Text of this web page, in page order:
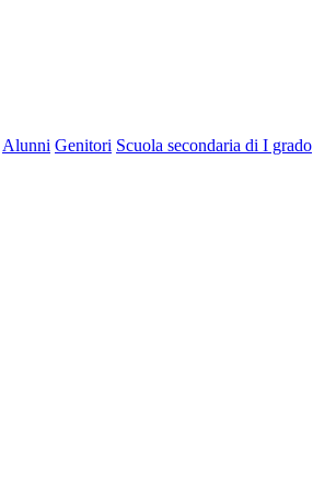
Alunni Genitori Scuola secondaria di I grado